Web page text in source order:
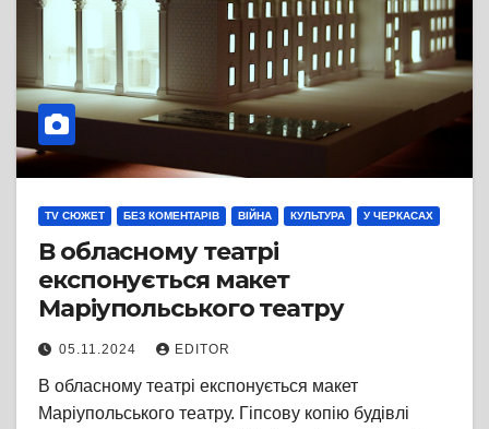
TV СЮЖЕТ БЕЗ КОМЕНТАРІВ ВІЙНА КУЛЬТУРА У ЧЕРКАСАХ
В обласному театрі
експонується макет
Маріупольського театру
05.11.2024 EDITOR
В обласному театрі експонується макет
Маріупольського театру. Гіпсову копію будівлі